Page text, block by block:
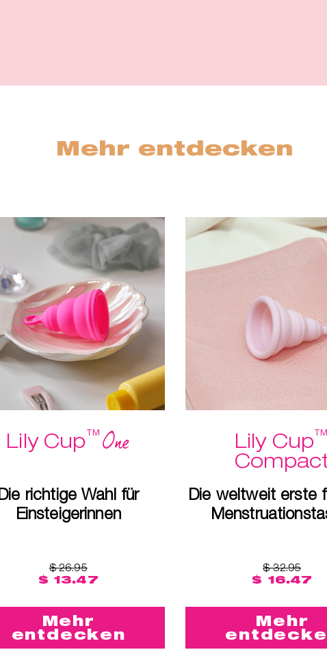
Mehr entdecken
Lily Cup™One
richtige Wahl für
Einsteigerinnen
$ 26.95
$ 13.47
Mehr
entdecken
Lily Cup™
Die weltweit erste
$ 32.95
$ 16.47
Mehr